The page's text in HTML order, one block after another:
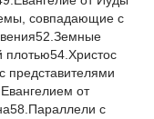
совпадающие с
плотью54.Христос
представителями
от
с